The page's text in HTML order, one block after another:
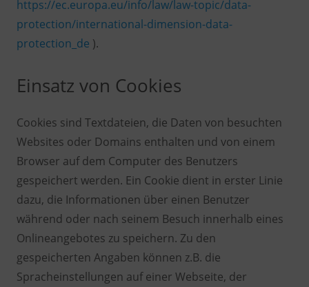
https://ec.europa.eu/info/law/law-topic/data-
protection/international-dimension-data-
protection_de ).
Einsatz von Cookies
Cookies sind Textdateien, die Daten von besuchten
Websites oder Domains enthalten und von einem
Browser auf dem Computer des Benutzers
gespeichert werden. Ein Cookie dient in erster Linie
dazu, die Informationen über einen Benutzer
während oder nach seinem Besuch innerhalb eines
Onlineangebotes zu speichern. Zu den
gespeicherten Angaben können z.B. die
Spracheinstellungen auf einer Webseite, der